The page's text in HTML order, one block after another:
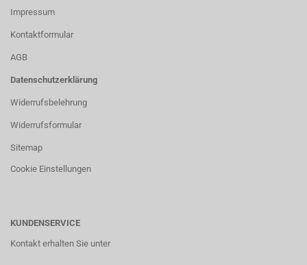
Impressum
Kontaktformular
AGB
Datenschutzerklärung
Widerrufsbelehrung
Widerrufsformular
Sitemap
Cookie Einstellungen
KUNDENSERVICE
Kontakt erhalten Sie unter